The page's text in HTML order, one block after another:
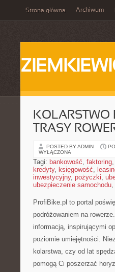
Strona główna Archiwum
KOLARSTWO
TRASY
POSTED BY ADMIN
WYŁĄCZONA
Tagi: bankowość, faktoring,
kredyty, księgowość,
inwestycyjny, pożyczki,
ubezpieczenie samochodu,
ProfiBike.pl to portal
podróżowaniem na
informacją, inspirującymi
poziomie umiejętności.
kolarstwa, czy od lat
pomogą Ci poszerzać